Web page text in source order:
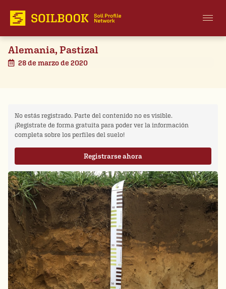
Alemania, Pastizal
28 de marzo de 2020
No estás registrado. Parte del contenido no es visible.
¡Regístrate de forma gratuita para poder ver la información
completa sobre los perfiles del suelo!
Registrarse ahora